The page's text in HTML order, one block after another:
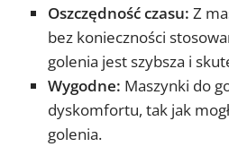
Oszczędność czasu: Z
bez konieczności
golenia jest szybsza i
Wygodne: Maszynki do
dyskomfortu, tak jak
golenia.